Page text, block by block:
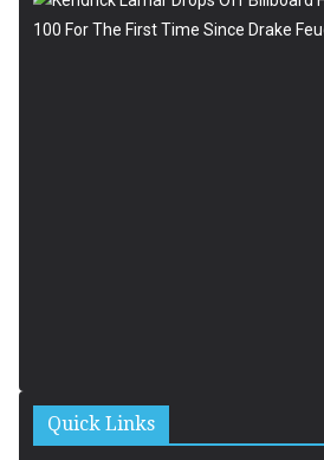
Quick Links